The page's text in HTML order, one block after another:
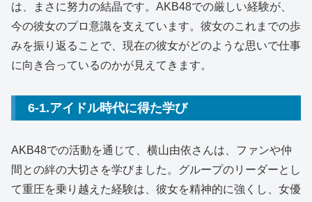
は、まさに努力の結晶です。AKB48での厳しい経験が、
今の彼女のプロ意識を支えています。彼女のこれまでの歩
みを振り返ることで、現在の彼女がどのような思いで仕事
に向き合っているのかが見えてきます。
6-1.アイドル時代に得た学び
AKB48での活動を通じて、横山由依さんは、ファンや仲
間との絆の大切さを学びました。グループのリーダーとし
て重圧を乗り越えた経験は、彼女を精神的に強くし、女優